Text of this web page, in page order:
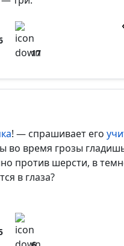
17
! — спрашивает его
во время грозы
против шерсти, в
в глаза?